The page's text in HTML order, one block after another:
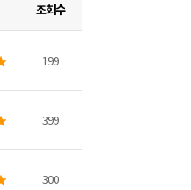
조회수
199
399
300